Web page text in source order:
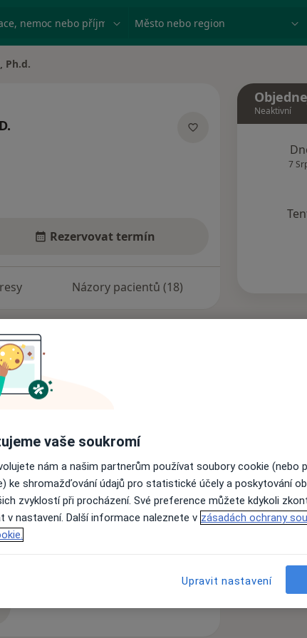
nemoc nebo příjmení Město nebo region
Ph.d.
Rezervovat termín
Názory pacientů (18)
zdravotní služby.
klientem.
a v zájmu zachování kvality
krátkodobých konzultací se
na adrese: info@insomnie.cz
klientů nevedu. Konzultace
jsou pouze pro mou
Neaktivní
7
vaše soukromí
nám a našim partnerům používat soubory cookie (nebo
ke shromažďování údajů pro statistické účely a poskytování
zvyklostí při procházení. Své preference můžete kdykoli
v nastavení. Další informace naleznete v zásadách ochrany
Upravit nastavení